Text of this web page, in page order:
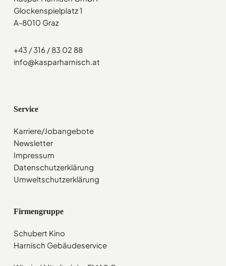
Glockenspielplatz 1
A-8010 Graz
+43 / 316 / 83 02 88
info@kasparharnisch.at
Service
Karriere/Jobangebote
Newsletter
Impressum
Datenschutzerklärung
Umweltschutzerklärung
Firmengruppe
Schubert Kino
Harnisch Gebäudeservice